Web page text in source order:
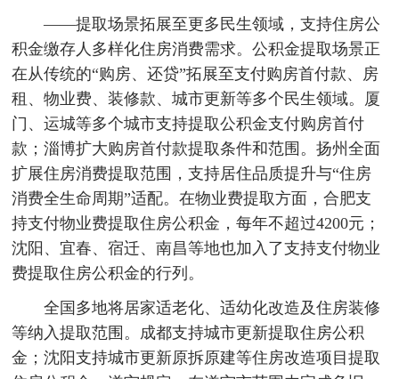
——提取场景拓展至更多民生领域，支持住房公
积金缴存人多样化住房消费需求。公积金提取场景正
在从传统的“购房、还贷”拓展至支付购房首付款、房
租、物业费、装修款、城市更新等多个民生领域。厦
门、运城等多个城市支持提取公积金支付购房首付
款；淄博扩大购房首付款提取条件和范围。扬州全面
扩展住房消费提取范围，支持居住品质提升与“住房
消费全生命周期”适配。在物业费提取方面，合肥支
持支付物业费提取住房公积金，每年不超过4200元；
沈阳、宜春、宿迁、南昌等地也加入了支持支付物业
费提取住房公积金的行列。
全国多地将居家适老化、适幼化改造及住房装修
等纳入提取范围。成都支持城市更新提取住房公积
金；沈阳支持城市更新原拆原建等住房改造项目提取